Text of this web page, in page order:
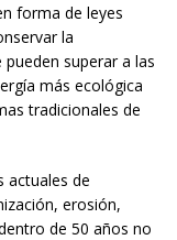
forma de leyes
la
superar a las
más ecológica
tradicionales de
actuales de
erosión,
de 50 años no